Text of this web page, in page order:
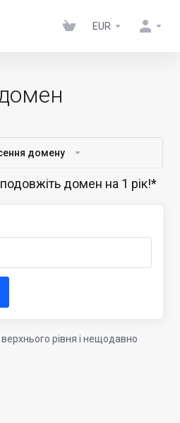
EUR
домену
домен на 1 рік!*
рівня і нещодавно